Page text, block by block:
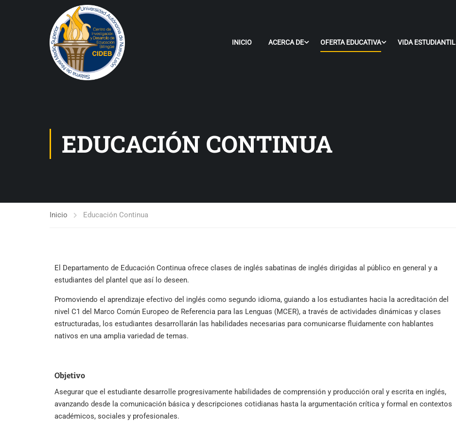
INICIO ACERCA DE OFERTA EDUCATIVA VIDA ESTUDIANTIL
EDUCACIÓN CONTINUA
Inicio Educación Continua
El Departamento de Educación Continua ofrece clases de inglés sabatinas de inglés dirigidas al público en general y a
estudiantes del plantel que así lo deseen.
Promoviendo el aprendizaje efectivo del inglés como segundo idioma, guiando a los estudiantes hacia la acreditación del
nivel C1 del Marco Común Europeo de Referencia para las Lenguas (MCER), a través de actividades dinámicas y clases
estructuradas, los estudiantes desarrollarán las habilidades necesarias para comunicarse fluidamente con hablantes
nativos en una amplia variedad de temas.
Objetivo
Asegurar que el estudiante desarrolle progresivamente habilidades de comprensión y producción oral y escrita en inglés,
avanzando desde la comunicación básica y descripciones cotidianas hasta la argumentación crítica y formal en contextos
académicos, sociales y profesionales.